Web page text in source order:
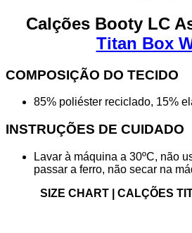
Calções Booty LC
Titan Box
COMPOSIÇÃO DO TECIDO
85% poliéster reciclado, 15%
INSTRUÇÕES DE CUIDADO
Lavar à máquina a 30ºC, não
passar a ferro, não secar na
SIZE CHART | CALÇÕES